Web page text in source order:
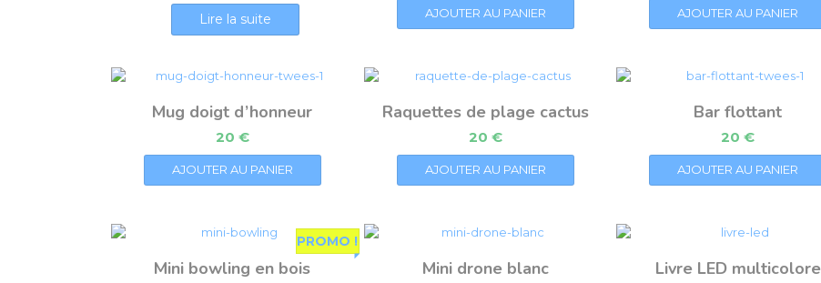
Lire la suite AJOUTER AU PANIER AJOUTER AU PANIER
Mug doigt d’honneur
20 €
AJOUTER AU PANIER
Raquettes de plage cactus
20 €
AJOUTER AU PANIER
Bar flottant
20€
AJOUTER AU PANIER
PROMO !
Mini bowling en bois Mini drone blanc Livre LED multicolore